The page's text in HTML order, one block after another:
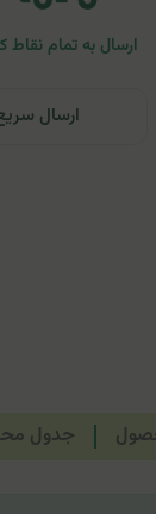
ارسال به تمام نقاط
ارسال سریع | تهران و
جدول